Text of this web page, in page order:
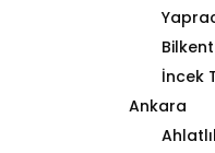
İncek
Ankara